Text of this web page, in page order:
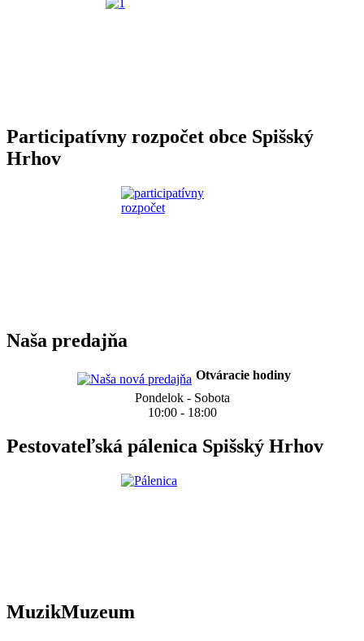
Participatívny rozpočet obce Spišský
Hrhov
Naša predajňa
Otváracie hodiny
Pondelok - Sobota
10:00 - 18:00
Pestovateľská pálenica Spišský Hrhov
MuzikMuzeum